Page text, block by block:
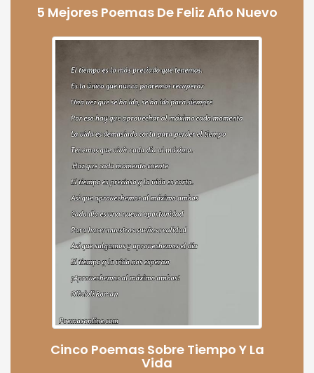
5 Mejores Poemas De Feliz Año Nuevo
Cinco Poemas Sobre Tiempo Y La
Vida